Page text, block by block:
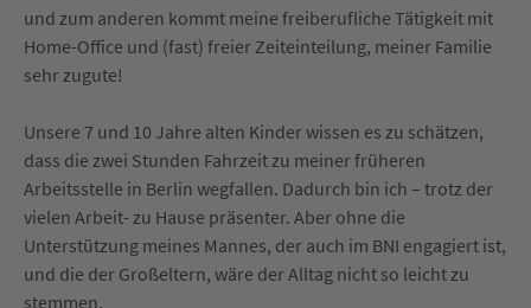
und zum anderen kommt meine freiberufliche Tätigkeit mit
Home-Office und (fast) freier Zeiteinteilung, meiner Familie
sehr zugute!
Unsere 7 und 10 Jahre alten Kinder wissen es zu schätzen,
dass die zwei Stunden Fahrzeit zu meiner früheren
Arbeitsstelle in Berlin wegfallen. Dadurch bin ich – trotz der
vielen Arbeit- zu Hause präsenter. Aber ohne die
Unterstützung meines Mannes, der auch im BNI engagiert ist,
und die der Großeltern, wäre der Alltag nicht so leicht zu
stemmen.